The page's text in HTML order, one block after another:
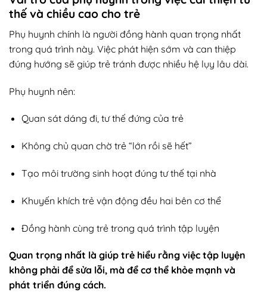
thế và chiều cao cho trẻ
Phụ huynh chính là người đồng hành quan trọng nhất
trong quá trình này. Việc phát hiện sớm và can thiệp
đúng hướng sẽ giúp trẻ tránh được nhiều hệ lụy lâu dài.
Phụ huynh nên:
Quan sát dáng đi, tư thế đứng của trẻ
Không chủ quan chờ trẻ “lớn rồi sẽ hết”
Tạo môi trường sinh hoạt đúng tư thế tại nhà
Khuyến khích trẻ vận động đều hai bên cơ thể
Đồng hành cùng trẻ trong quá trình tập luyện
Quan trọng nhất là giúp trẻ hiểu rằng việc tập luyện
không phải để sửa lỗi, mà để cơ thể khỏe mạnh và
phát triển đúng cách.